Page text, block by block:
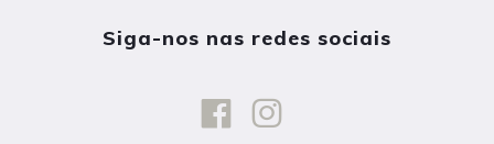
Siga-nos nas redes sociais